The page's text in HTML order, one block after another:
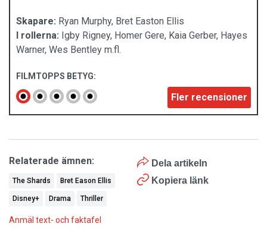
Skapare: Ryan Murphy, Bret Easton Ellis
I rollerna: Igby Rigney, Homer Gere, Kaia Gerber, Hayes
Warner, Wes Bentley m.fl.
FILMTOPPS BETYG:
Fler recensioner
Dela artikeln
Kopiera länk
Relaterade ämnen:
The Shards Bret Eason Ellis
Disney+ Drama Thriller
Anmäl text- och faktafel